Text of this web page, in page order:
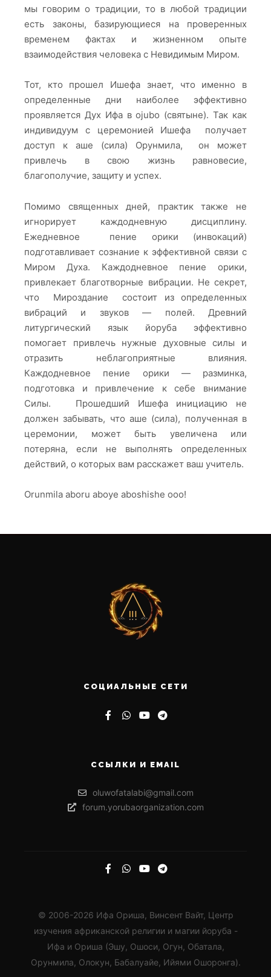
мы говорим о традиции, то в любой традиции
есть законы, базирующиеся на проверенных
временем фактах и жизненном опыте
взаимодействия человека с Невидимым Миром.
Тот, кто прошел Ишефа знает, что именно в
определенные дни наиболее эффективно
проявляется Дух Ифа в ojubo (святыне). Так как
индивидуум с церемонией Ишефа получает
доступ к аше (сила) Орунмила, он может
привлечь в свою жизнь равновесие,
благополучие, защиту и успех.
Помимо священных дней, практик также не
игнорирует каждодневную дисциплину.
Ежедневное пение орики (инвокаций)
подготавливает сознание к эффективной связи с
Миром Духа. Каждодневное пение орики,
привлекает благотворные вибрации. Не секрет,
что Мироздание состоит из определенных
вибраций и звуков — полей. Древний
литургический язык йоруба эффективно
помогает привлечь нужные духовные силы и
отразить неблагоприятные влияния.
Каждодневное пение орики — разминка,
подготовка и привлечение к себе внимание
Силы. Прошедший Ишефа инициацию не
должен забывать, что аше (сила), полученная в
церемонии, может быть увеличена или
потеряна, если не выполнять определенных
действий, о которых вам расскажет ваш учитель.
Orunmila aboru aboye aboshishe ooo!
СОЦИАЛЬНЫЕ СЕТИ
ССЫЛКИ И EMAIL
oluwofatalabi@gmail.com
forum.yorubaorganization.com
© 2006-2026 Ифа Ориша, Винсент Вайт, Центр
изучения африканской религии и магии йоруба -
Ифа и Ориша (Эшу, Ошоси, Огун, Обатала,
Орунмила, Олокун, Бабалуайе, Ийями Ошоронга).